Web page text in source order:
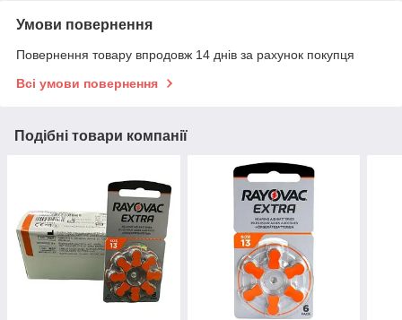
Умови повернення
Повернення товару впродовж 14 днів за рахунок покупця
Всі умови повернення
Подібні товари компанії